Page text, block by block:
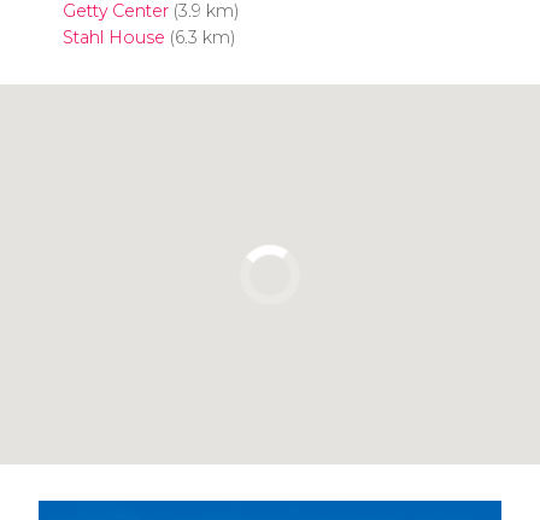
Getty Center(3.9 km)
Stahl House (6.3 km)